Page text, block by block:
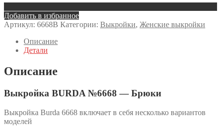
Добавить в избранное
Артикул: 6668B Категории: Выкройки, Женские выкройки
Описание
Детали
Описание
Выкройка BURDA №6668 — Брюки
Выкройка Burda 6668 включает в себя несколько вариантов
моделей